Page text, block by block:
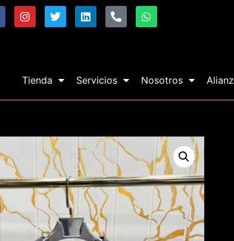
Tienda Servicios Nosotros